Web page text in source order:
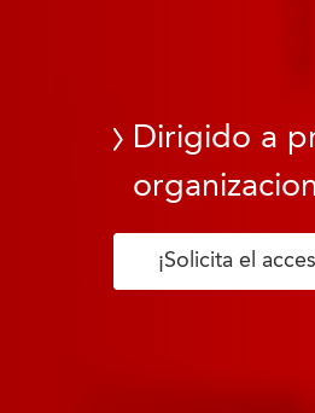
Dirigido a
¡Solicita el